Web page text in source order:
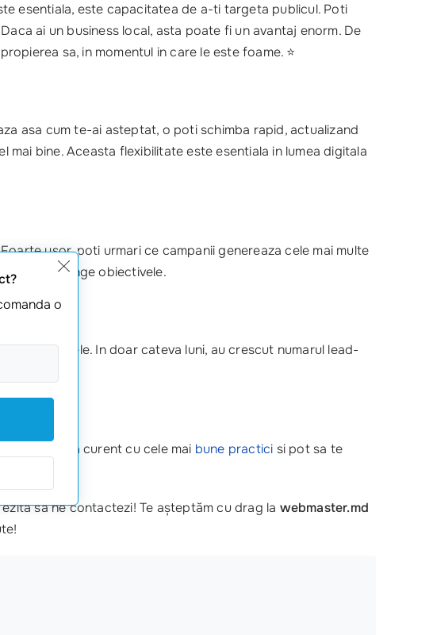
esentiala, este capacitatea de a-ti targeta publicul. Poti
ai un business local, asta poate fi un avantaj enorm. De
sa, in momentul in care le este foame. ⭐
asa cum te-ai asteptat, o poti schimba rapid, actualizand
bine. Aceasta flexibilitate este esentiala in lumea digitala
usor, poti urmari ce campanii genereaza cele mai multe
a-ti atinge obiectivele.
ofertele. In doar cateva luni, au crescut numarul lead-
sunt la curent cu cele mai bune practici si pot sa te
sa ne contactezi! Te așteptăm cu drag la webmaster.md
o